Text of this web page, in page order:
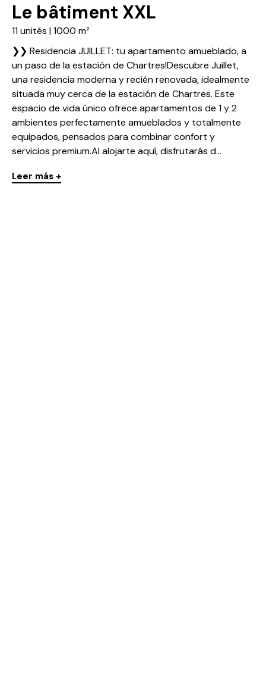
Le bâtiment XXL
11 unités | 1000 m²
❯❯ Residencia JUILLET: tu apartamento amueblado, a
un paso de la estación de Chartres!Descubre Juillet,
una residencia moderna y recién renovada, idealmente
situada muy cerca de la estación de Chartres. Este
espacio de vida único ofrece apartamentos de 1 y 2
ambientes perfectamente amueblados y totalmente
equipados, pensados para combinar confort y
servicios premium.Al alojarte aquí, disfrutarás d...
Leer más +